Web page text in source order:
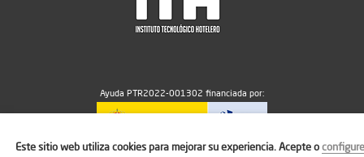
Ayuda PTR2022-001302 financiada por:
MICIU/AEI/10.13039/501100011033
Este sitio web utiliza cookies para mejorar su experiencia. Acepte oconfigure